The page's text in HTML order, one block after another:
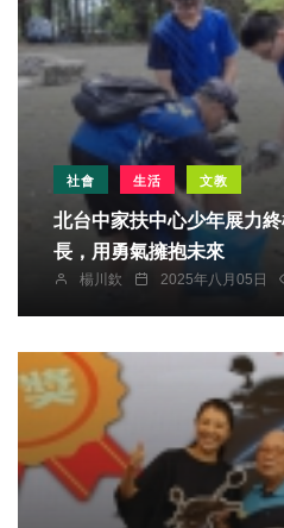
社會 生活 文教
北台中家扶中心少年展力
長，用勇氣擁抱未來
楊川欽 2025年八月05日